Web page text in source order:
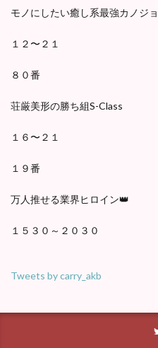
モノにしたい癒し系最強カノジョ
１２〜２１
８０番
荘厳美形の勝ち組S-Class
１６〜２１
１９番
万人推せる業界ヒロイン👑
１５３０～２０３０
Tweets by carry_akb